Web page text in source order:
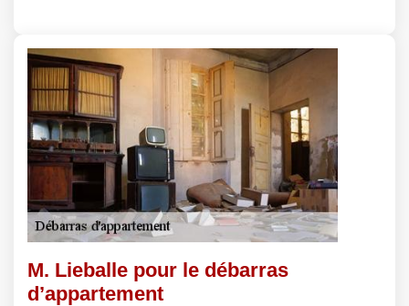
M. Lieballe pour le débarras
d’appartement